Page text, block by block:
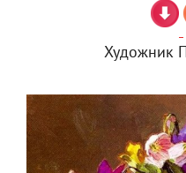
Художник